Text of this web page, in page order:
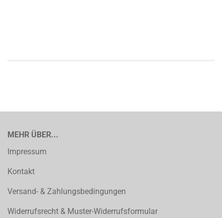
MEHR ÜBER...
Impressum
Kontakt
Versand- & Zahlungsbedingungen
Widerrufsrecht & Muster-Widerrufsformular